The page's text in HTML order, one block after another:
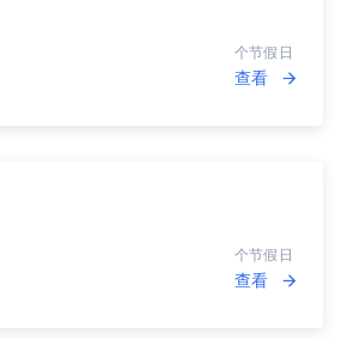
个节假日
查看
个节假日
查看